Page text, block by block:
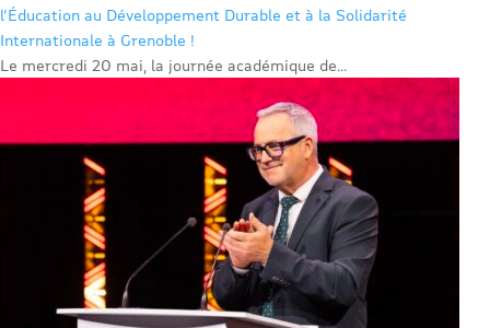
l’Éducation au Développement Durable et à la Solidarité
Internationale à Grenoble !
Le mercredi 20 mai, la journée académique de...